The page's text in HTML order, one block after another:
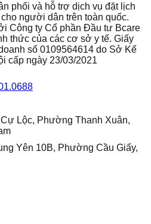
phối và hỗ trợ dịch vụ đặt lịch
người dân trên toàn quốc.
Công ty Cổ phần Đầu tư Bcare
thức của các cơ sở y tế. Giấy
số 0109564614 do Sở Kế
cấp ngày 23/03/2021
Lộc, Phường Thanh Xuân,
Yên 10B, Phường Cầu Giấy,